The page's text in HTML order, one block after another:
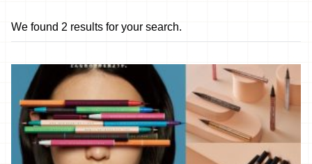
We found 2 results for your search.